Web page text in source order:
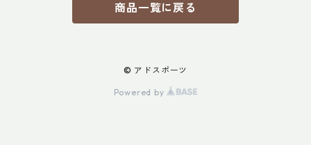
商品一覧に戻る
© アドスポーツ
Powered by